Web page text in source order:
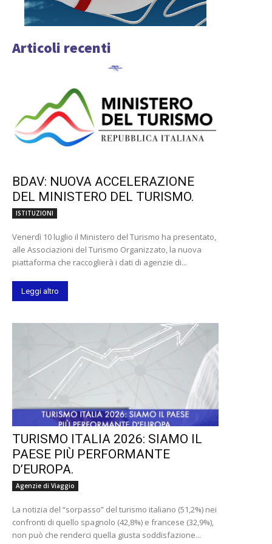
Articoli recenti
BDAV: NUOVA ACCELERAZIONE
DEL MINISTERO DEL TURISMO.
ISTITUZIONI
Venerdì 10 luglio il Ministero del Turismo ha presentato,
alle Associazioni del Turismo Organizzato, la nuova
piattaforma che raccoglierà i dati di agenzie di...
Leggi altro
TURISMO ITALIA 2026: SIAMO IL
PAESE PIÙ PERFORMANTE
D’EUROPA.
Agenzie di Viaggio
La notizia del “sorpasso” del turismo italiano (51,2%) nei
confronti di quello spagnolo (42,8%) e francese (32,9%),
non può che renderci quella giusta soddisfazione...